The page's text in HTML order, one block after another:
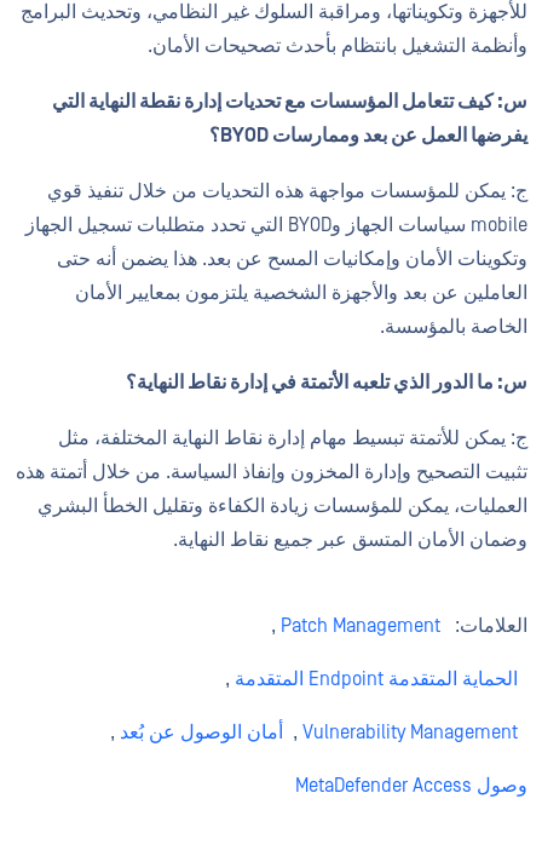
للأجهزة وتكويناتها، ومراقبة السلوك غير النظامي، وتحديث البرامج
وأنظمة التشغيل بانتظام بأحدث تصحيحات الأمان.
س: كيف تتعامل المؤسسات مع تحديات إدارة نقطة النهاية التي
يفرضها العمل عن بعد وممارسات BYOD؟
ج: يمكن للمؤسسات مواجهة هذه التحديات من خلال تنفيذ قوي
mobile سياسات الجهاز وBYOD التي تحدد متطلبات تسجيل الجهاز
وتكوينات الأمان وإمكانيات المسح عن بعد. هذا يضمن أنه حتى
العاملين عن بعد والأجهزة الشخصية يلتزمون بمعايير الأمان
الخاصة بالمؤسسة.
س: ما الدور الذي تلعبه الأتمتة في إدارة نقاط النهاية؟
ج: يمكن للأتمتة تبسيط مهام إدارة نقاط النهاية المختلفة، مثل
تثبيت التصحيح وإدارة المخزون وإنفاذ السياسة. من خلال أتمتة هذه
العمليات، يمكن للمؤسسات زيادة الكفاءة وتقليل الخطأ البشري
وضمان الأمان المتسق عبر جميع نقاط النهاية.
العلامات: Patch Management
,
الحماية المتقدمة Endpoint المتقدمة ,
Vulnerability Management
, أمان الوصول عن بُعد ,
وصول MetaDefender Access